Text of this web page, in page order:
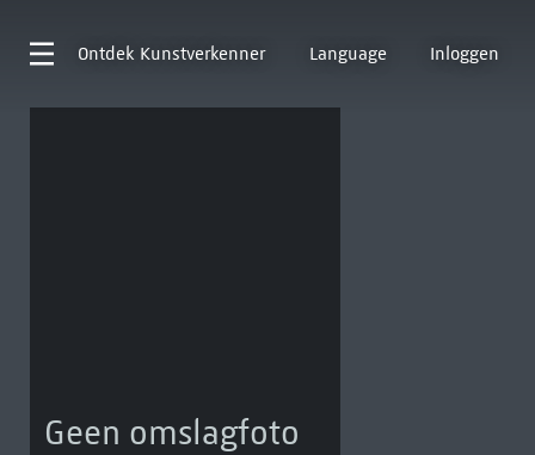
Ontdek Kunstverkenner Language Inloggen
Geen omslagfoto